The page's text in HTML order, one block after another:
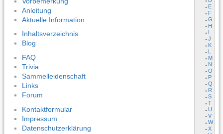
E
F
G
H
I
J
K
L
M
N
O
P
Q
R
S
T
U
V
W
X
Anleitung
Aktuelle Information
Inhaltsverzeichnis
Blog
FAQ
Trivia
Sammelleidenschaft
Links
Forum
Kontaktformular
Impressum
Datenschutzerklärung